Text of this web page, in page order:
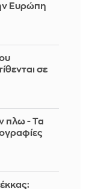
Ευρώπη
σε
πλω - Τα